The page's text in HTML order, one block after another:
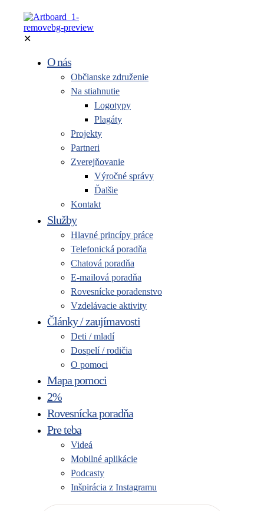
✕
O nás
Občianske združenie
Na stiahnutie
Logotypy
Plagáty
Projekty
Partneri
Zverejňovanie
Výročné správy
Ďalšie
Kontakt
Služby
Hlavné princípy práce
Telefonická poradňa
Chatová poradňa
E-mailová poradňa
Rovesnícke poradenstvo
Vzdelávacie aktivity
Články / zaujímavosti
Deti / mladí
Dospelí / rodičia
O pomoci
Mapa pomoci
2%
Rovesnícka poradňa
Pre teba
Videá
Mobilné aplikácie
Podcasty
Inšpirácia z Instagramu